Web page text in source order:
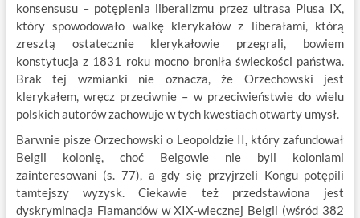
konsensusu – potępienia liberalizmu przez ultrasa Piusa IX,
który spowodowało walkę klerykałów z liberałami, którą
zresztą ostatecznie klerykałowie przegrali, bowiem
konstytucja z 1831 roku mocno broniła świeckości państwa.
Brak tej wzmianki nie oznacza, że Orzechowski jest
klerykałem, wręcz przeciwnie – w przeciwieństwie do wielu
polskich autorów zachowuje w tych kwestiach otwarty umysł.
Barwnie pisze Orzechowski o Leopoldzie II, który zafundował
Belgii kolonię, choć Belgowie nie byli koloniami
zainteresowani (s. 77), a gdy się przyjrzeli Kongu potępili
tamtejszy wyzysk. Ciekawie też przedstawiona jest
dyskryminacja Flamandów w XIX-wiecznej Belgii (wśród 382